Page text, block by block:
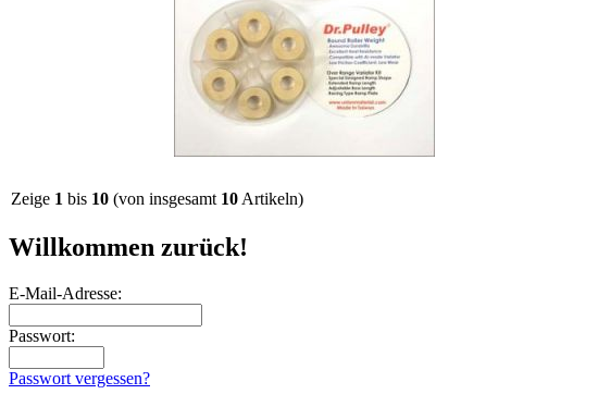
Zeige 1 bis 10 (von insgesamt 10 Artikeln)
Willkommen zurück!
E-Mail-Adresse:
Passwort:
Passwort vergessen?